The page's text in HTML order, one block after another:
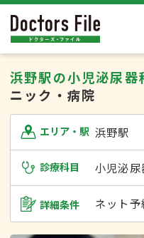
浜野駅の小児泌尿器
ニック・病院
エリア・駅 浜野駅
診療科目 小児泌尿
詳細条件 ネット予